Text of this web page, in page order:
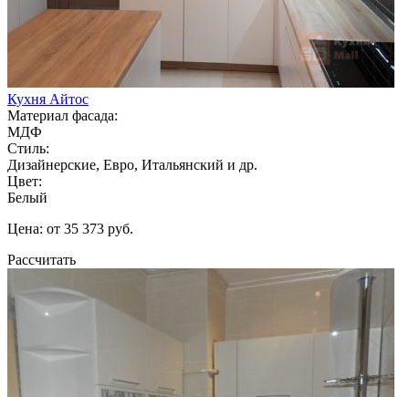
Кухня Айтос
Материал фасада:
МДФ
Стиль:
Дизайнерские, Евро, Итальянский и др.
Цвет:
Белый
Цена: от 35 373 руб.
Рассчитать